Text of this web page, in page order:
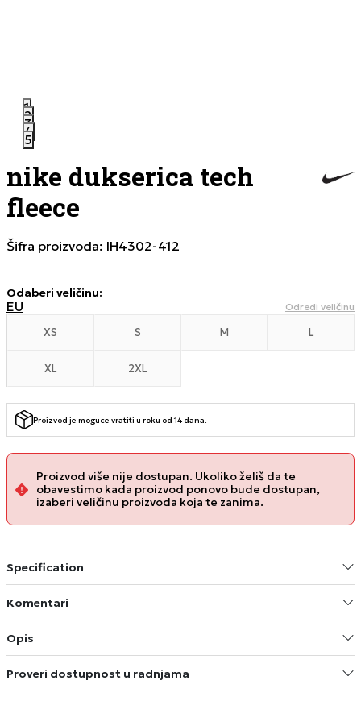
1
2
3
4
5
nike dukserica tech
fleece
Šifra proizvoda: IH4302-412
Odaberi veličinu:
EU Odredi veličinu
XS S M L
XL 2XL
Proizvod je moguce vratiti u roku od 14 dana.
Proizvod više nije dostupan. Ukoliko želiš da te
obavestimo kada proizvod ponovo bude dostupan,
izaberi veličinu proizvoda koja te zanima.
Specification
Komentari
Opis
Proveri dostupnost u radnjama